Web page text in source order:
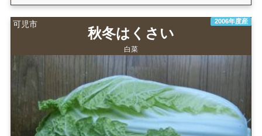
可児市 2006年度産
秋冬はくさい
白菜